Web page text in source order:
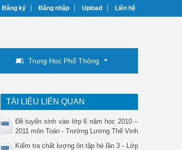
Đăng ký Đăng nhập Upload Liên hệ
Trung Học Phổ Thông
TÀI LIỆU LIÊN QUAN
Đề tuyển sinh vào lớp 6 năm học 2010 –
2011 môn Toán - Trường Lương Thế Vinh
Kiểm tra chất lượng ôn tập hè lần 3 - Lớp